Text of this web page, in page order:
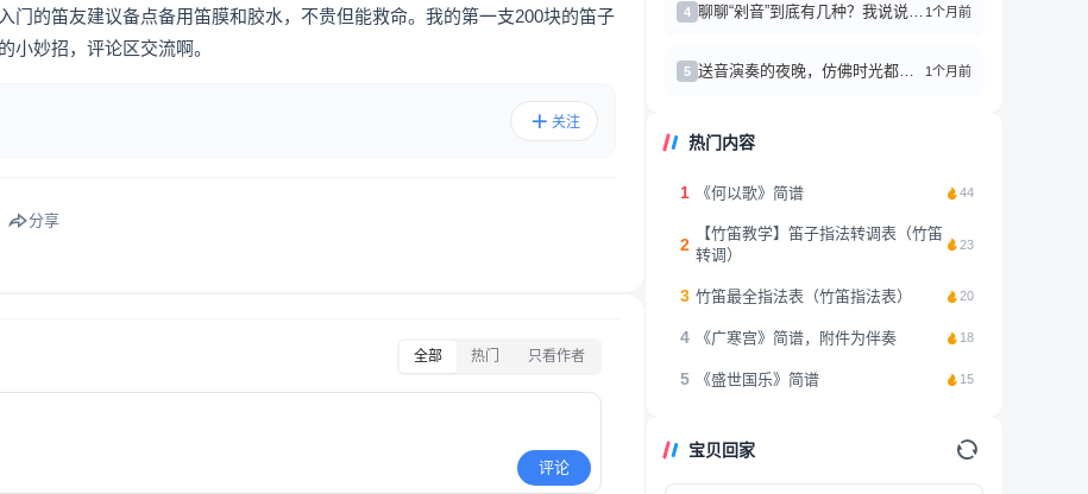
门的笛友建议备点备用笛膜和胶水，不贵但能救命。我的第一支200块的笛子
小妙招，评论区交流啊。
关注
分享
全部 热门 只看作者
评论
4 聊聊“剁音”到底有几种？我说说我的感受 1个月前
5 送音演奏的夜晚，仿佛时光都慢了 1个月前
热门内容
1 《何以歌》简谱 44
2
【竹笛教学】笛子指法转调表（竹笛
转调）
23
3 竹笛最全指法表（竹笛指法表） 20
4 《广寒宫》简谱，附件为伴奏 18
5 《盛世国乐》简谱 15
宝贝回家